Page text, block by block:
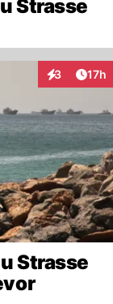
Strasse
3 17h
Strasse